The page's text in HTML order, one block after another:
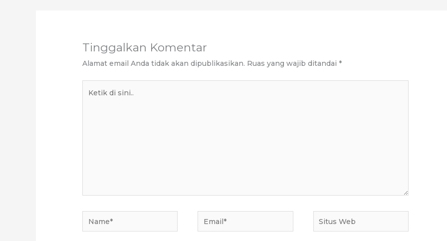
Tinggalkan Komentar
Alamat email Anda tidak akan dipublikasikan. Ruas yang wajib ditandai *
Name* Email*
Situs
Web